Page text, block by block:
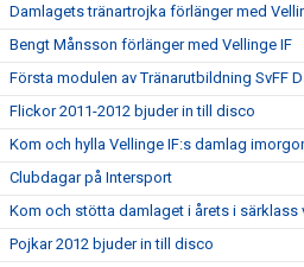
Damlagets tränartrojka förlänger med
Bengt Månsson förlänger med Vellinge IF
Första modulen av Tränarutbildning SvFF
Flickor 2011-2012 bjuder in till disco
Kom och hylla Vellinge IF:s damlag
Clubdagar på Intersport
Kom och stötta damlaget i årets i särklass
Pojkar 2012 bjuder in till disco